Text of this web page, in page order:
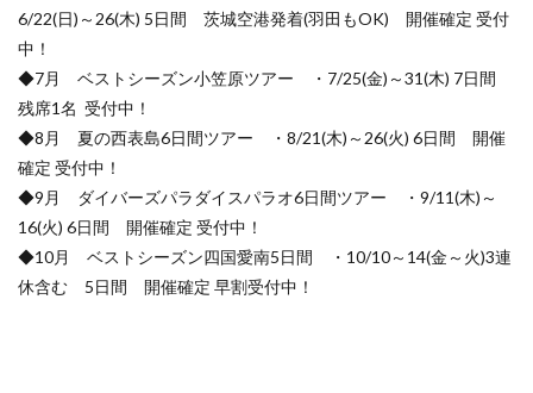
6/22(日)～26(木) 5日間 茨城空港発着(羽田もOK) 開催確定 受付
中！
◆7月 ベストシーズン小笠原ツアー ・7/25(金)～31(木) 7日間
残席1名 受付中！
◆8月 夏の西表島6日間ツアー ・8/21(木)～26(火) 6日間 開催
確定 受付中！
◆9月 ダイバーズパラダイスパラオ6日間ツアー ・9/11(木)～
16(火) 6日間 開催確定 受付中！
◆10月 ベストシーズン四国愛南5日間 ・10/10～14(金～火)3連
休含む 5日間 開催確定 早割受付中！